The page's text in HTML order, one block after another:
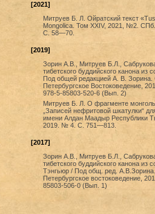
[2021]
Митруев Б. Л. Ойратский текст
Mongolica. Том XXIV, 2021, №2.
С. 58—70.
[2019]
Зорин А.В., Митруев Б.Л.,
тибетского буддийского канона
Под общей редакцией А. В.
Петербургское Востоковедение,
978-5-85803-520-6 (Вып. 2)
Митруев Б. Л. О фрагменте
„Записей нефритовой шкатулки“
имени Алдан Маадыр Республики
2019. № 4. С. 751—813.
[2017]
Зорин А.В., Митруев Б.Л.,
тибетского буддийского канона
Тэнгьюр / Под общ. ред.
Петербургское востоковедение,
85803-506-0 (Вып. 1)